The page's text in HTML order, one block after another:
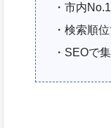
・市内
・検索順
・SEOで